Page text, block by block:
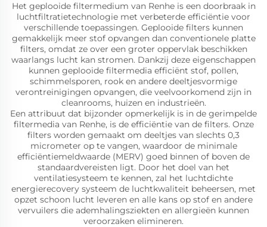
Het geplooide filtermedium van Renhe is een doorbraak in
luchtfiltratietechnologie met verbeterde efficiëntie voor
verschillende toepassingen. Geplooide filters kunnen
gemakkelijk meer stof opvangen dan conventionele platte
filters, omdat ze over een groter oppervlak beschikken
waarlangs lucht kan stromen. Dankzij deze eigenschappen
kunnen geplooide filtermedia efficiënt stof, pollen,
schimmelsporen, rook en andere deeltjesvormige
verontreinigingen opvangen, die veelvoorkomend zijn in
cleanrooms, huizen en industrieën.
Een attribuut dat bijzonder opmerkelijk is in de gerimpelde
filtermedia van Renhe, is de efficiëntie van de filters. Onze
filters worden gemaakt om deeltjes van slechts 0,3
micrometer op te vangen, waardoor de minimale
efficiëntiemeldwaarde (MERV) goed binnen of boven de
standaardvereisten ligt. Door het doel van het
ventilatiesysteem te kennen, zal het luchtdichte
energierecovery systeem de luchtkwaliteit beheersen, met
opzet schoon lucht leveren en alle kans op stof en andere
vervuilers die ademhalingsziekten en allergieën kunnen
veroorzaken elimineren.